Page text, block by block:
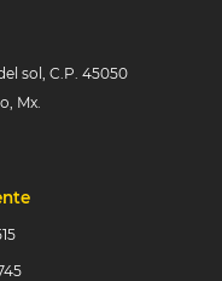
sol, C.P. 45050
Mx.